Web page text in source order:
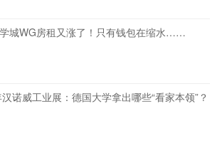
城WG房租又涨了！只有钱包在缩水……
诺威工业展：德国大学拿出哪些“看家本领”？